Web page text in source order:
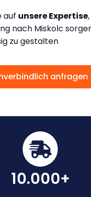
auf unsere Expertise
nach Miskolc
zu gestalten
anfragen
10.000+